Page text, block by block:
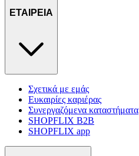
ΕΤΑΙΡΕΙΑ
Σχετικά με εμάς
Ευκαιρίες καριέρας
Συνεργαζόμενα καταστήματα
SHOPFLIX B2B
SHOPFLIX app